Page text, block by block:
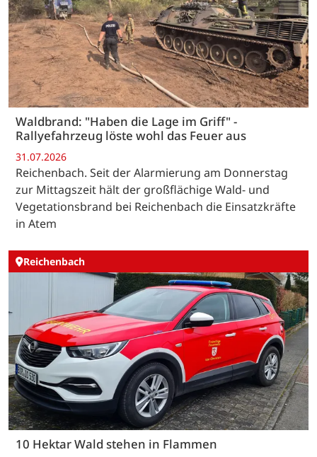
Waldbrand: "Haben die Lage im Griff" -
Rallyefahrzeug löste wohl das Feuer aus
31.07.2026
Reichenbach. Seit der Alarmierung am Donnerstag
zur Mittagszeit hält der großflächige Wald- und
Vegetationsbrand bei Reichenbach die Einsatzkräfte
in Atem
Reichenbach
10 Hektar Wald stehen in Flammen